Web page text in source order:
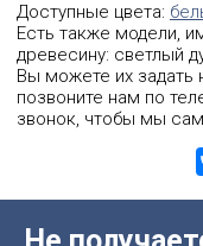
Доступные цвета:
Есть также модели,
древесину: светлый
Вы можете их задать
позвоните нам по
звонок, чтобы мы